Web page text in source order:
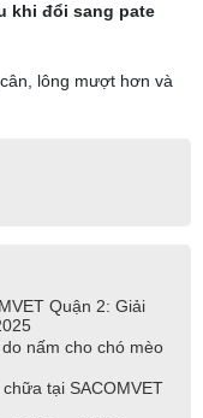
khi đổi sang pate
lông mượt hơn và
Quận 2: Giải
nấm cho chó mèo
tại SACOMVET